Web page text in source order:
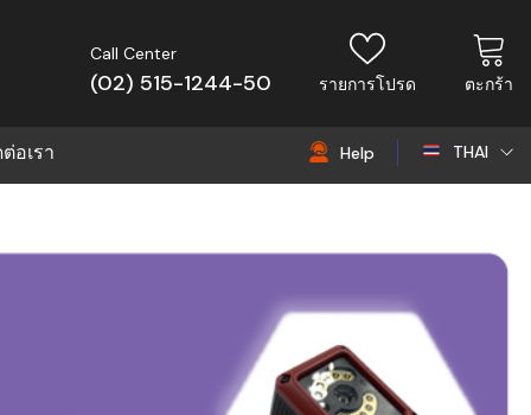
Call Center
(02) 515-1244-50 รายการโปรด ตะกร้า
อเรา Help THAI